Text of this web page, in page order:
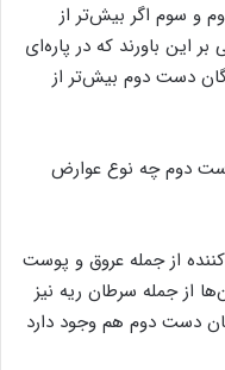
و سوم اگر بیش‌تر از
این باورند که در پاره‌ای
دست دوم بیش‌تر از
دوم چه نوع عوارض
از جمله عروق و پوست
از جمله سرطان ریه نیز
دست دوم هم وجود دارد